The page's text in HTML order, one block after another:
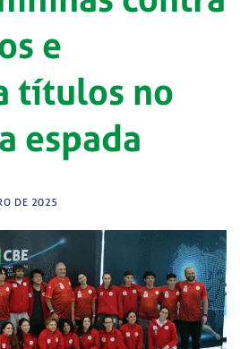
e
títulos no
espada
DE 2025